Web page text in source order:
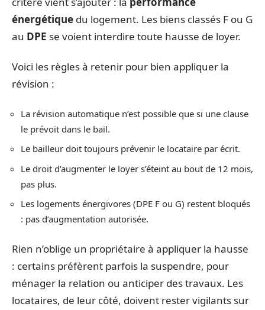
énergétique du logement. Les biens classés F ou G
au DPE se voient interdire toute hausse de loyer.
Voici les règles à retenir pour bien appliquer la
révision :
La révision automatique n’est possible que si une clause
le prévoit dans le bail.
Le bailleur doit toujours prévenir le locataire par écrit.
Le droit d’augmenter le loyer s’éteint au bout de 12 mois,
pas plus.
Les logements énergivores (DPE F ou G) restent bloqués
: pas d’augmentation autorisée.
Rien n’oblige un propriétaire à appliquer la hausse
: certains préfèrent parfois la suspendre, pour
ménager la relation ou anticiper des travaux. Les
locataires, de leur côté, doivent rester vigilants sur